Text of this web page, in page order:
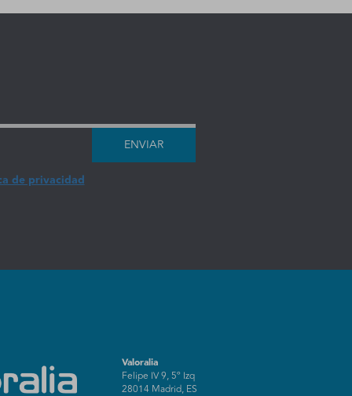
ENVIAR
de privacidad
Valoralia
Felipe IV 9, 5º Izq
28014 Madrid, ES